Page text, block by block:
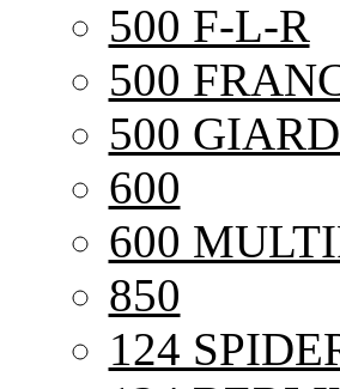
500 F-L-R
500
500
600
600
850
124